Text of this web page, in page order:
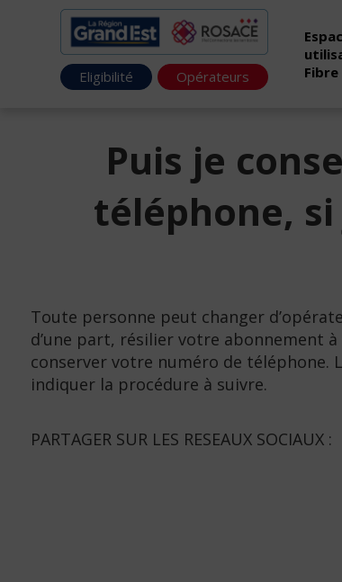
Eligibilité Opérateurs
Fibre
Puis je
téléphone,
Toute personne peut changer
d’une part, résilier votre abonnement
conserver votre numéro de téléphone.
indiquer la procédure à suivre.
PARTAGER SUR LES RESEAUX SOCIAUX :